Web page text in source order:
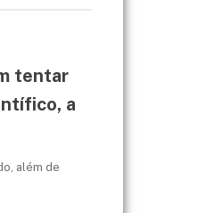
tentar
a
além de